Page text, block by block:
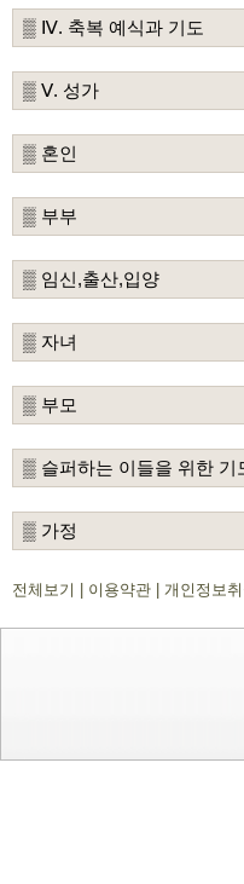
▒ Ⅳ. 축복 예식과 기도
▒ Ⅴ. 성가
▒ 혼인
▒ 부부
▒ 임신,출산,입양
▒ 자녀
▒ 부모
▒ 슬퍼하는 이들을 위한 기
▒ 가정
전체보기 이용약관 개인정보